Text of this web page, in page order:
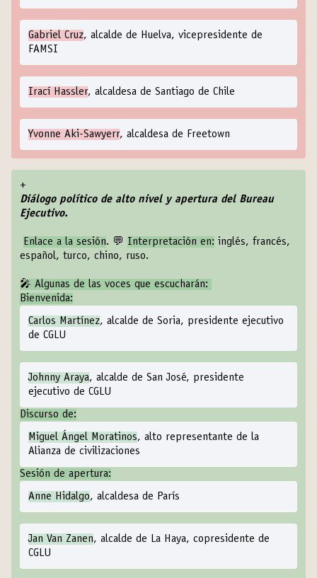
Gabriel Cruz, alcalde de Huelva, vicepresidente de
FAMSI
Irací Hassler, alcaldesa de Santiago de Chile
Yvonne Aki-Sawyerr, alcaldesa de Freetown
+
Diálogo político de alto nivel y apertura del Bureau
Ejecutivo.
Enlace a la sesión. 💬 Interpretación en: inglés, francés,
español, turco, chino, ruso.
🎤 Algunas de las voces que escucharán:
Bienvenida:
Carlos Martínez, alcalde de Soria, presidente ejecutivo
de CGLU
Johnny Araya, alcalde de San José, presidente
ejecutivo de CGLU
Discurso de:
Miguel Ángel Moratinos, alto representante de la
Alianza de civilizaciones
Sesión de apertura:
Anne Hidalgo, alcaldesa de París
Jan Van Zanen, alcalde de La Haya, copresidente de
CGLU